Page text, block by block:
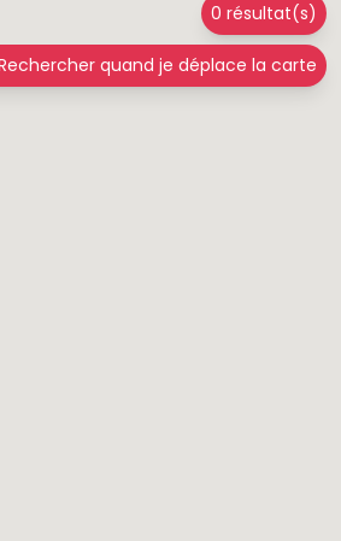
0 résultat(s)
quand je déplace la carte